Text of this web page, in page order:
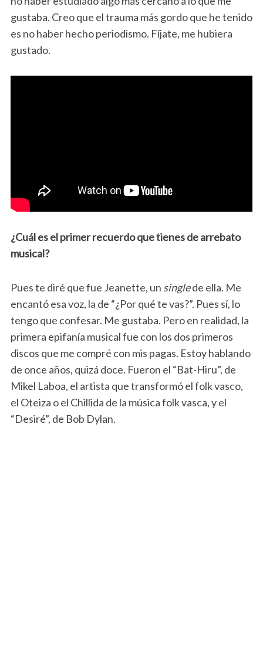
gustaba. Creo que el trauma más gordo que he tenido
es no haber hecho periodismo. Fíjate, me hubiera
gustado.
¿Cuál es el primer recuerdo que tienes de arrebato
musical?
Pues te diré que fue Jeanette, un singlede ella. Me
encantó esa voz, la de “¿Por qué te vas?”. Pues sí, lo
tengo que confesar. Me gustaba. Pero en realidad, la
primera epifanía musical fue con los dos primeros
discos que me compré con mis pagas. Estoy hablando
de once años, quizá doce. Fueron el “Bat-Hiru”, de
Mikel Laboa, el artista que transformó el folk vasco,
el Oteiza o el Chillida de la música folk vasca, y el
“Desiré”, de Bob Dylan.